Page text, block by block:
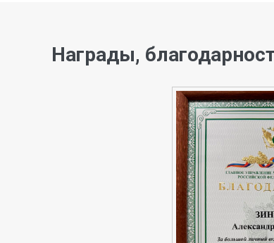
Награды,